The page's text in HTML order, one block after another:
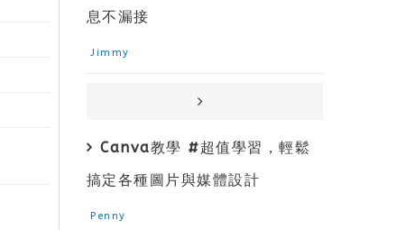
息不漏接
Jimmy
Canva教學 #超值學習，輕鬆
搞定各種圖片與媒體設計
Penny